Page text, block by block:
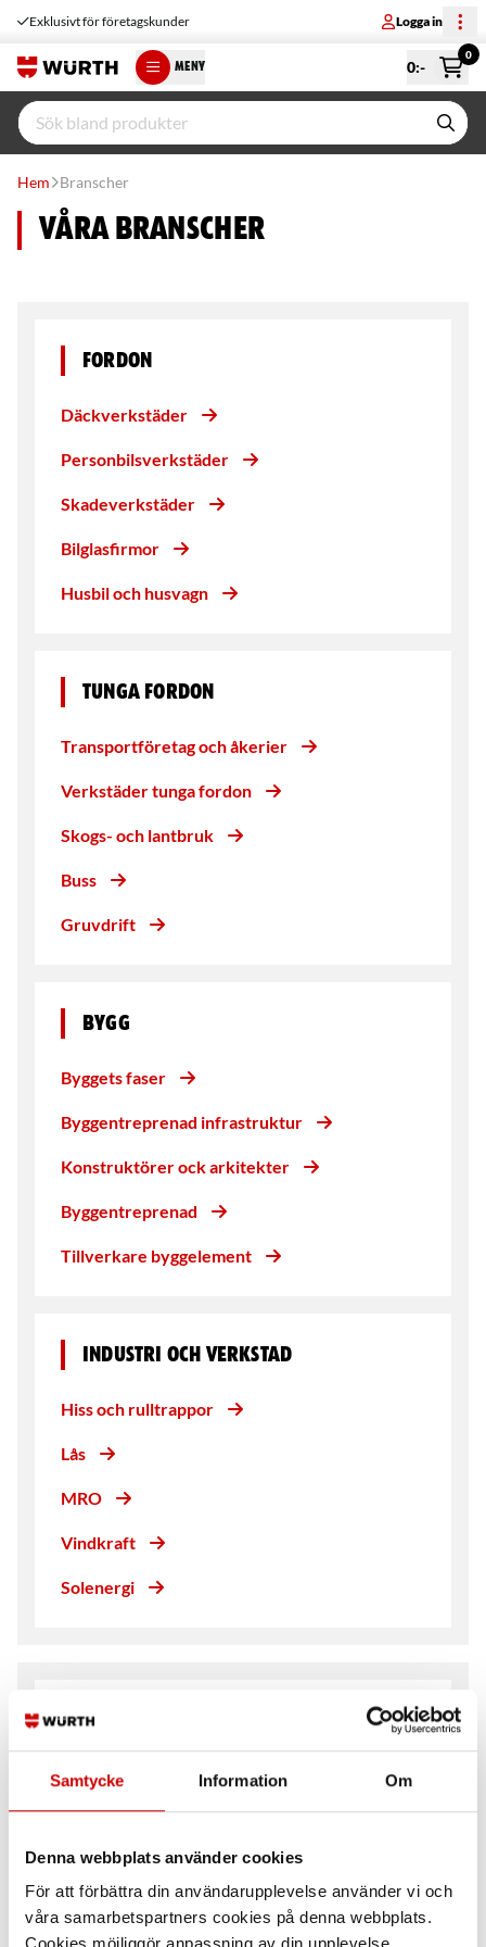
Samtycke Information Om
Denna webbplats använder cookies
För att förbättra din användarupplevelse använder vi och
våra samarbetspartners cookies på denna webbplats.
Exklusivt för företagskunder Logga in
MENY 0:-
0
Hem Branscher
Våra branscher
Fordon
Däckverkstäder
Personbilsverkstäder
Skadeverkstäder
Bilglasfirmor
Husbil och husvagn
Tunga Fordon
Transportföretag och åkerier
Verkstäder tunga fordon
Skogs- och lantbruk
Buss
Gruvdrift
Bygg
Byggets faser
Byggentreprenad infrastruktur
Konstruktörer ock arkitekter
Byggentreprenad
Tillverkare byggelement
Industri och verkstad
Hiss och rulltrappor
Lås
MRO
Vindkraft
Solenergi
Våra branscher
och lösningar som gör att ditt företag blir mer
lönsamt och sparar tid, smarta guider, ett
Våra produkter är av högsta kvalitet och vi har
ett starkt fokus på service, specialistkunskap och
koncept som vi baserat på dig och dina